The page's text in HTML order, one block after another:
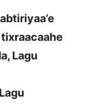
tixraacaahe
Lagu